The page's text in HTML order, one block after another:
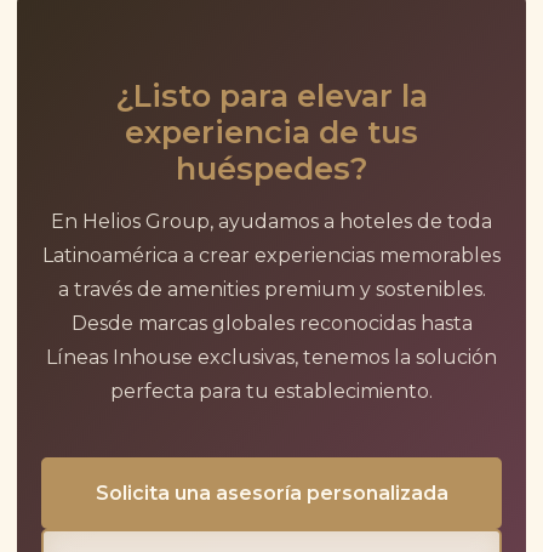
¿Listo para elevar la
experiencia de tus
huéspedes?
En Helios Group, ayudamos a hoteles de toda
Latinoamérica a crear experiencias memorables
a través de amenities premium y sostenibles.
Desde marcas globales reconocidas hasta
Líneas Inhouse exclusivas, tenemos la solución
perfecta para tu establecimiento.
Solicita una asesoría personalizada